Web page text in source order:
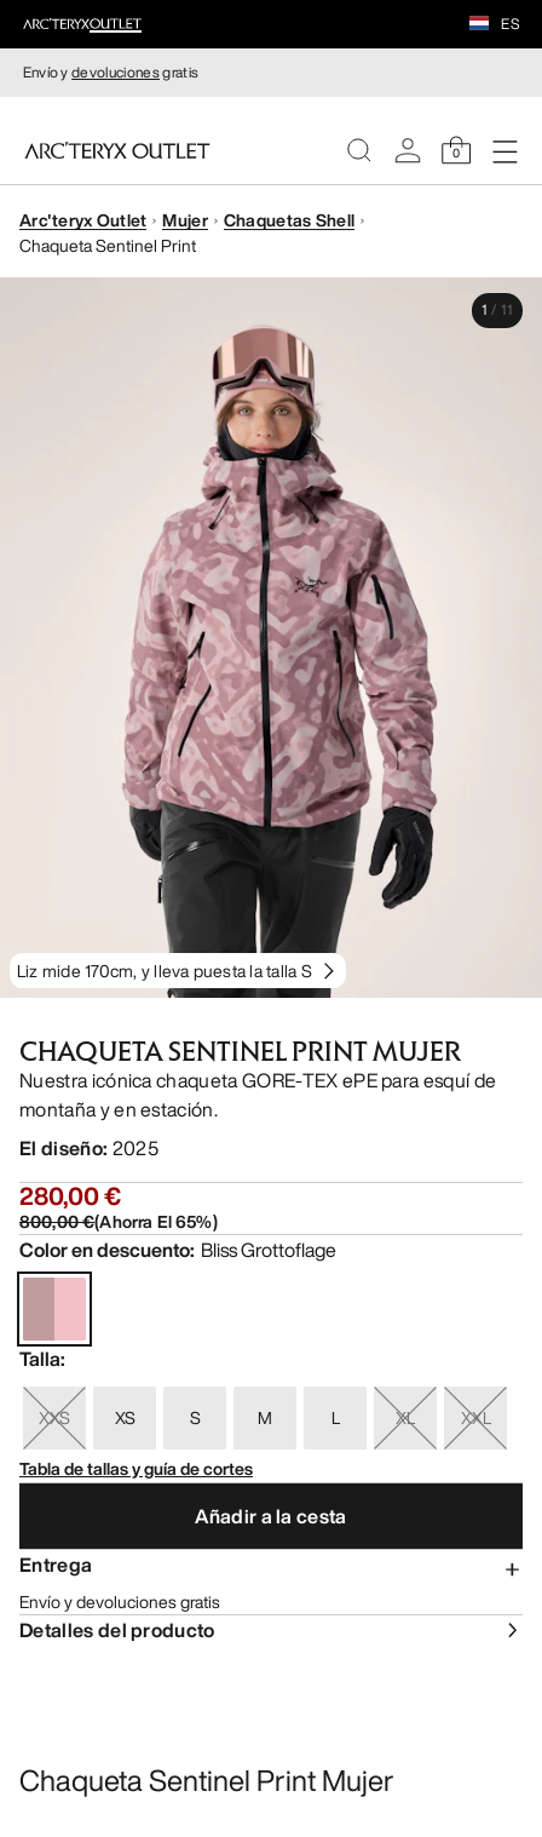
ES
Envío ydevolucionesgratis
0
MUJERE
Arc'teryx Outlet Mujer
Chaquetas Shell
Chaqueta Sentinel Print
Liz mide 170cm, y lleva puesta la talla S
1 / 11
CHAQUETA SENTINEL PRINT MUJER
Nuestra icónica chaqueta GORE-TEX ePE para esquí de
montaña y en estación.
El diseño: 2025
280,00 €
800,00 €(Ahorra El65%)
Color en descuento: Bliss Grottoflage
Talla:
XXS XS S M L XL
XXL
Tabla de tallas y guía de cortes
Añadir a la cesta
Entrega
Envío y devoluciones gratis
Detalles del producto
Chaqueta Sentinel Print Mujer